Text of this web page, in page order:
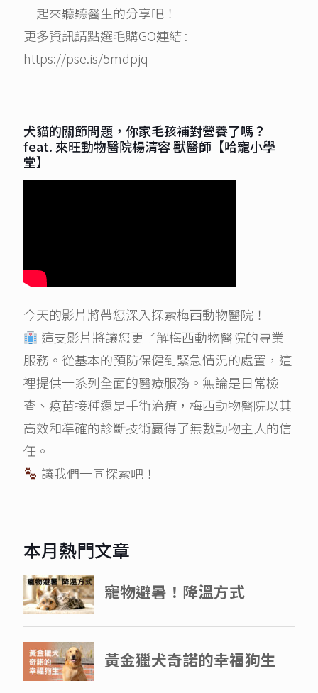
一起來聽聽醫生的分享吧！
更多資訊請點選毛購GO連結 :
https://pse.is/5mdpjq
犬貓的關節問題，你家毛孩補對營養了嗎？
feat. 來旺動物醫院楊清容 獸醫師【哈寵小學
堂】
今天的影片將帶您深入探索梅西動物醫院！
這支影片將讓您更了解梅西動物醫院的專業
服務。從基本的預防保健到緊急情況的處置，這
裡提供一系列全面的醫療服務。無論是日常檢
查、疫苗接種還是手術治療，梅西動物醫院以其
高效和準確的診斷技術贏得了無數動物主人的信
任。
讓我們一同探索吧！
本月熱門文章